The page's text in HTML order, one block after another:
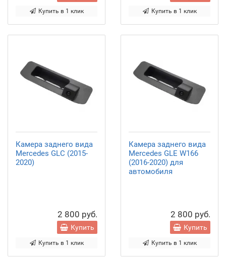
Купить в 1 клик Купить в 1 клик
Камера заднего вида
Mercedes GLC (2015-
2020)
2 800 руб.
Купить
Купить в 1 клик
Камера заднего вида
Mercedes GLE W166
(2016-2020) для
автомобиля
2 800 руб.
Купить
Купить в 1 клик